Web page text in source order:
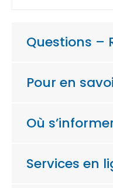
Questions –
Pour en
Où
Services en